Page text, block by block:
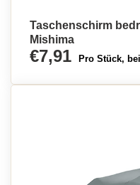
Taschenschirm
Mishima
€7,91 Pro Stück,